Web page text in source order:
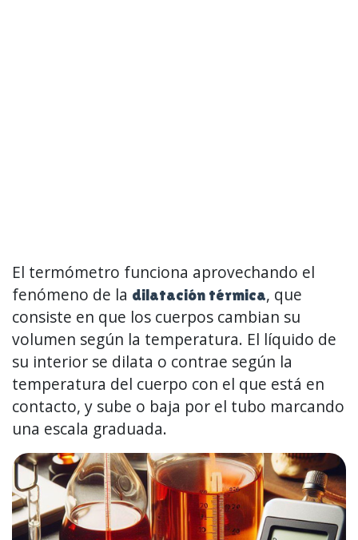
El termómetro funciona aprovechando el
fenómeno de la dilatación térmica, que
consiste en que los cuerpos cambian su
volumen según la temperatura. El líquido de
su interior se dilata o contrae según la
temperatura del cuerpo con el que está en
contacto, y sube o baja por el tubo marcando
una escala graduada.